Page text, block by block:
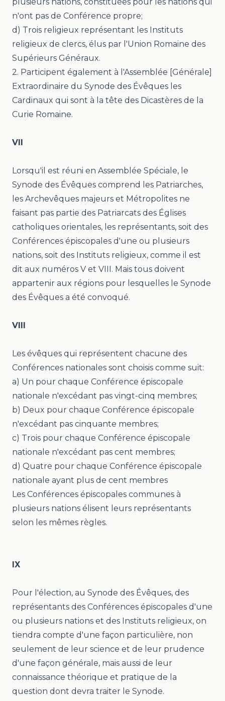
n'ont pas de Conférence propre;
d) Trois religieux représentant les Instituts
religieux de clercs, élus par l'Union Romaine des
Supérieurs Généraux.
2. Participent également à l'Assemblée [Générale]
Extraordinaire du Synode des Évêques les
Cardinaux qui sont à la tête des Dicastères de la
Curie Romaine.
VII
Lorsqu'il est réuni en Assemblée Spéciale, le
Synode des Évêques comprend les Patriarches,
les Archevêques majeurs et Métropolites ne
faisant pas partie des Patriarcats des Églises
catholiques orientales, les représentants, soit des
Conférences épiscopales d'une ou plusieurs
nations, soit des Instituts religieux, comme il est
dit aux numéros V et VIII. Mais tous doivent
appartenir aux régions pour lesquelles le Synode
des Évêques a été convoqué.
VIII
Les évêques qui représentent chacune des
Conférences nationales sont choisis comme suit:
a) Un pour chaque Conférence épiscopale
nationale n'excédant pas vingt-cinq membres;
b) Deux pour chaque Conférence épiscopale
n'excédant pas cinquante membres;
c) Trois pour chaque Conférence épiscopale
nationale n'excédant pas cent membres;
d) Quatre pour chaque Conférence épiscopale
nationale ayant plus de cent membres
Les Conférences épiscopales communes à
plusieurs nations élisent leurs représentants
selon les mêmes règles.
IX
Pour l'élection, au Synode des Évêques, des
représentants des Conférences épiscopales d'une
ou plusieurs nations et des Instituts religieux, on
tiendra compte d'une façon particulière, non
seulement de leur science et de leur prudence
d'une façon générale, mais aussi de leur
connaissance théorique et pratique de la
question dont devra traiter le Synode.